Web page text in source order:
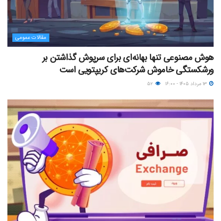
مقالات عمومی
هوش مصنوعی تنها بهانه‌ای برای سرپوش گذاشتن بر
ورشکستگی خاموش شرکت‌های کریپتویی است